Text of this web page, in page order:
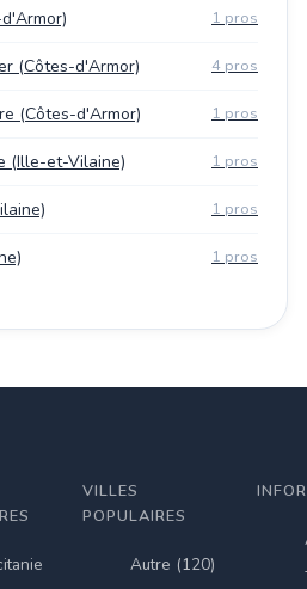
1 pros
(Côtes-d'Armor) 4 pros
(Côtes-d'Armor) 1 pros
(Ille-et-Vilaine) 1 pros
1 pros
1 pros
VILLES
POPULAIRES
Autre (120)